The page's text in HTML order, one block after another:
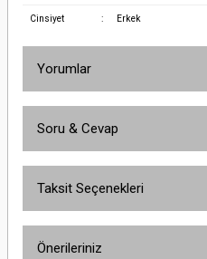
Cinsiyet : Erkek
Yorumlar
Soru & Cevap
Taksit Seçenekleri
Önerileriniz